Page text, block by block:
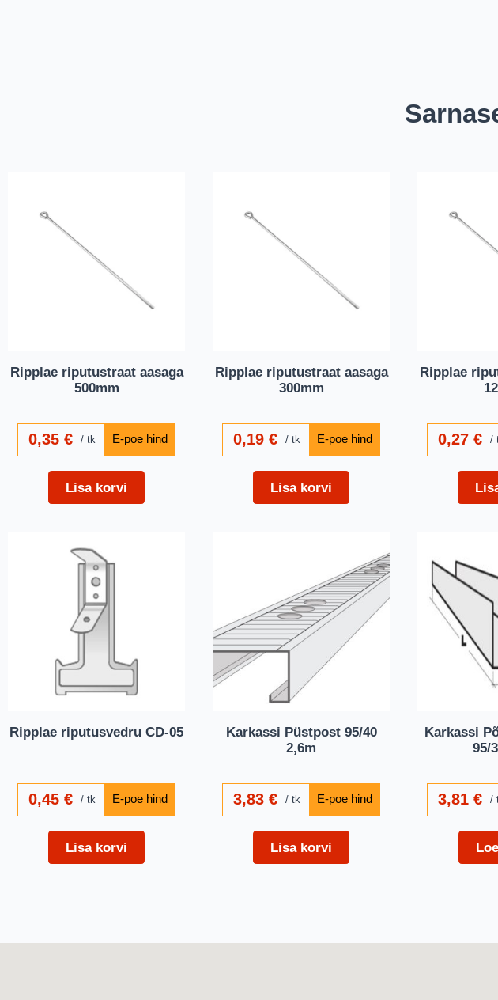
Ripplae riputustraat aasaga
500mm
0,35€ tk
Lisa korvi
Ripplae riputustraat aasaga
300mm
0,19€ tk
Lisa korvi
Ripplae
0,27€
Ripplae riputusvedru CD-05
0,45€ tk
Lisa korvi
Karkassi Püstpost 95/40
2,6m
3,83€ tk
Lisa korvi
Karkassi
95/
3,81€